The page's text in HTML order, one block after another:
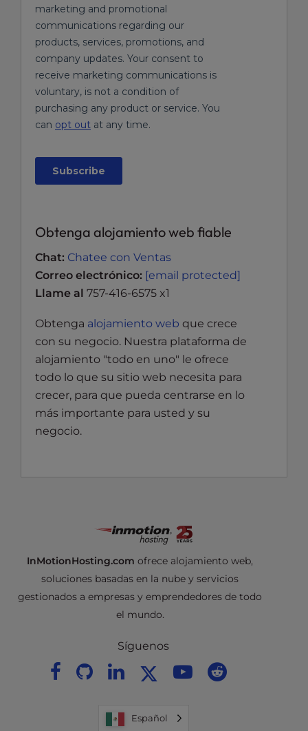
Obtenga alojamiento web fiable
Chat: Chatee con Ventas
Correo electrónico: [email protected]
Llame al 757-416-6575 x1
Obtenga alojamiento web que crece
con su negocio. Nuestra plataforma de
alojamiento "todo en uno" le ofrece
todo lo que su sitio web necesita para
crecer, para que pueda centrarse en lo
más importante para usted y su
negocio.
InMotionHosting.com ofrece alojamiento web,
soluciones basadas en la nube y servicios
gestionados a empresas y emprendedores de todo
el mundo.
Síguenos
Español